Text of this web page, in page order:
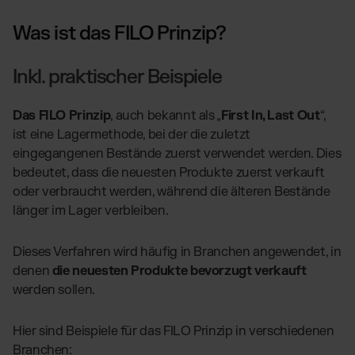
Was ist das FILO Prinzip?
Inkl. praktischer Beispiele
Das FILO Prinzip, auch bekannt als „First In, Last Out“,
ist eine Lagermethode, bei der die zuletzt
eingegangenen Bestände zuerst verwendet werden. Dies
bedeutet, dass die neuesten Produkte zuerst verkauft
oder verbraucht werden, während die älteren Bestände
länger im Lager verbleiben.
Dieses Verfahren wird häufig in Branchen angewendet, in
denen die neuesten Produkte bevorzugt verkauft
werden sollen.
Hier sind Beispiele für das FILO Prinzip in verschiedenen
Branchen: